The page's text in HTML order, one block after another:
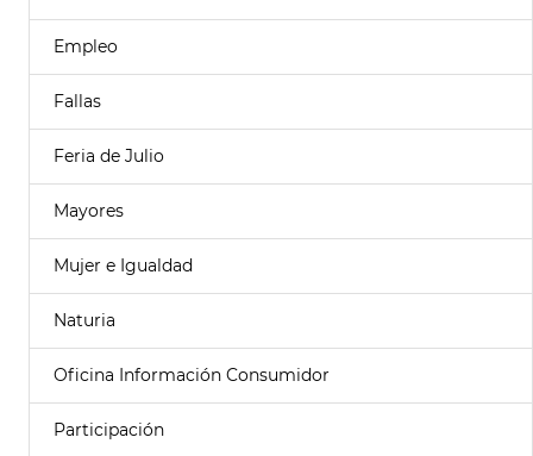
Empleo
Fallas
Feria de Julio
Mayores
Mujer e Igualdad
Naturia
Oficina Información Consumidor
Participación